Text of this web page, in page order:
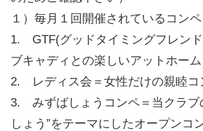
１）毎月１回開催されているコンペ
1. GTF(グッドタイミングフレン
ブキャディとの楽しいアットホーム
2. レディス会＝女性だけの親睦コ
3. みずばしょうコンペ＝当クラブ
しょう”をテーマにしたオープンコン